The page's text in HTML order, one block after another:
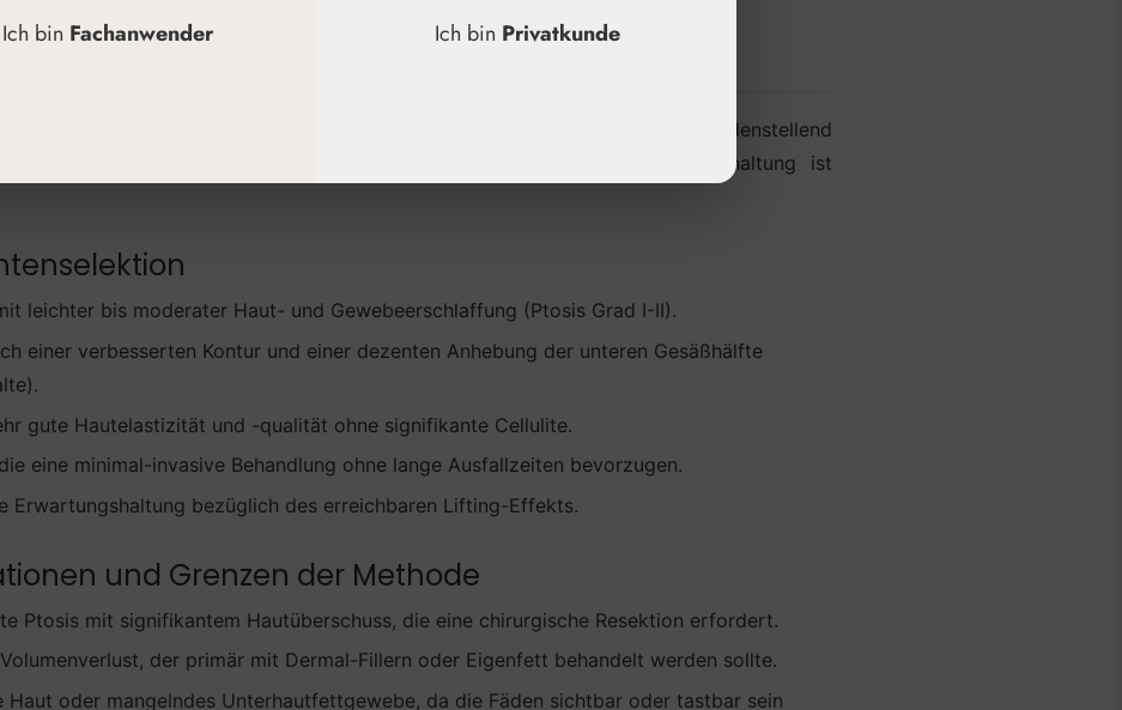
die Gesäß-Anhebung mit Fäden
ist der wichtigste Faktor. Nicht jeder Befund lässt sich mit Fäden zufriedenstellend
Beurteilung der Hautqualität, des Gewebetonus und der Erwartungshaltung ist
leichter bis moderater Haut- und Gewebeerschlaffung (Ptosis Grad I-II).
einer verbesserten Kontur und einer dezenten Anhebung der unteren Gesäßhälfte
gute Hautelastizität und -qualität ohne signifikante Cellulite.
eine minimal-invasive Behandlung ohne lange Ausfallzeiten bevorzugen.
Erwartungshaltung bezüglich des erreichbaren Lifting-Effekts.
und Grenzen der Methode
Ptosis mit signifikantem Hautüberschuss, die eine chirurgische Resektion erfordert.
der primär mit Dermal-Fillern oder Eigenfett behandelt werden sollte.
Haut oder mangelndes Unterhautfettgewebe, da die Fäden sichtbar oder tastbar sein
Ich bin Fachanwender Ich bin Privatkunde